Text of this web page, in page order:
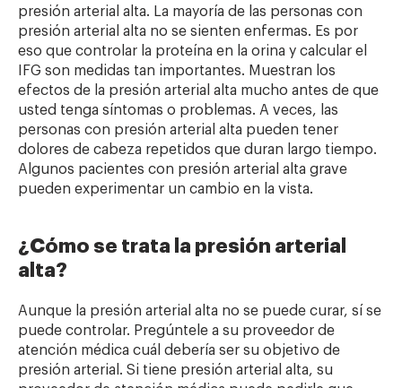
presión arterial alta. La mayoría de las personas con
presión arterial alta no se sienten enfermas. Es por
eso que controlar la proteína en la orina y calcular el
IFG son medidas tan importantes. Muestran los
efectos de la presión arterial alta mucho antes de que
usted tenga síntomas o problemas. A veces, las
personas con presión arterial alta pueden tener
dolores de cabeza repetidos que duran largo tiempo.
Algunos pacientes con presión arterial alta grave
pueden experimentar un cambio en la vista.
¿Cómo se trata la presión arterial
alta?
Aunque la presión arterial alta no se puede curar, sí se
puede controlar. Pregúntele a su proveedor de
atención médica cuál debería ser su objetivo de
presión arterial. Si tiene presión arterial alta, su